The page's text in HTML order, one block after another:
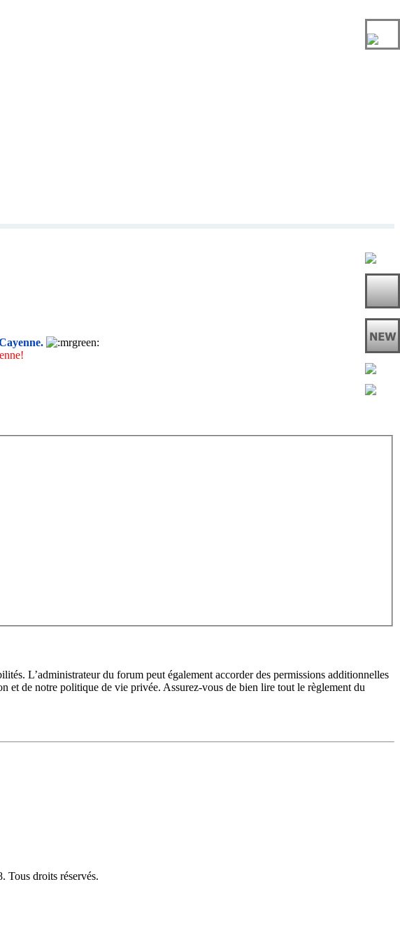
L’administrateur du forum peut également accorder des permissions additionnelles
et de notre politique de vie privée. Assurez-vous de bien lire tout le règlement du
Tous droits réservés.